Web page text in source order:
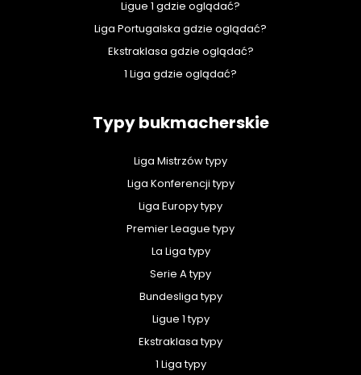
Ligue 1 gdzie oglądać?
Liga Portugalska gdzie oglądać?
Ekstraklasa gdzie oglądać?
1 Liga gdzie oglądać?
Typy bukmacherskie
Liga Mistrzów typy
Liga Konferencji typy
Liga Europy typy
Premier League typy
La Liga typy
Serie A typy
Bundesliga typy
Ligue 1 typy
Ekstraklasa typy
1 Liga typy